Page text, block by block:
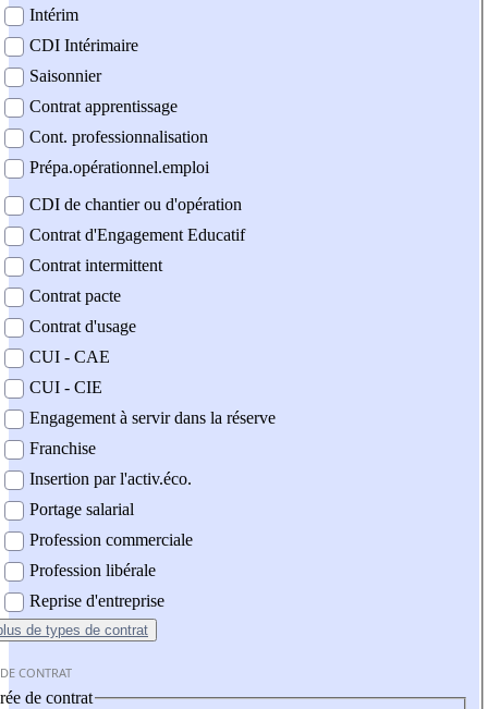
Intérim
CDI Intérimaire
Saisonnier
Contrat apprentissage
Cont. professionnalisation
Prépa.opérationnel.emploi
CDI de chantier ou d'opération
Contrat d'Engagement Educatif
Contrat intermittent
Contrat pacte
Contrat d'usage
CUI - CAE
CUI - CIE
Engagement à servir dans la réserve
Franchise
Insertion par l'activ.éco.
Portage salarial
Profession commerciale
Profession libérale
Reprise d'entreprise
de types de contrat
CONTRAT
de contrat